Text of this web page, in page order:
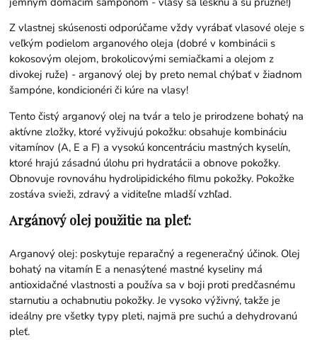
Z vlastnej skúsenosti odporúčame vždy vyrábať vlasové oleje s
veľkým podielom arganového oleja (dobré v kombinácii s
kokosovým olejom, brokolicovými semiačkami a olejom z
divokej ruže) - arganový olej by preto nemal chýbať v žiadnom
šampóne, kondicionéri či kúre na vlasy!
Tento čistý arganový olej na tvár a telo je prirodzene bohatý na
aktívne zložky, ktoré vyživujú pokožku: obsahuje kombináciu
vitamínov (A, E a F) a vysokú koncentráciu mastných kyselín,
ktoré hrajú zásadnú úlohu pri hydratácii a obnove pokožky.
Obnovuje rovnováhu hydrolipidického filmu pokožky. Pokožke
zostáva svieži, zdravý a viditeľne mladší vzhľad.
Argánový olej použitie na pleť:
Arganový olej: poskytuje reparačný a regeneračný účinok. Olej
bohatý na vitamín E a nenasýtené mastné kyseliny má
antioxidačné vlastnosti a používa sa v boji proti predčasnému
starnutiu a ochabnutiu pokožky. Je vysoko výživný, takže je
ideálny pre všetky typy pleti, najmä pre suchú a dehydrovanú
pleť.